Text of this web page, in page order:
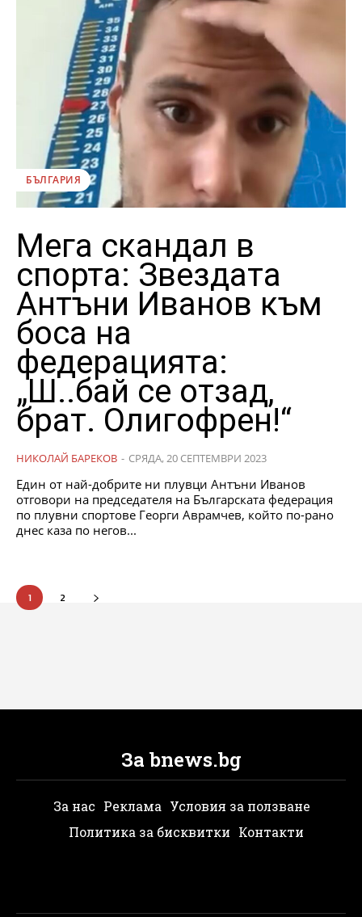
БЪЛГАРИЯ
Мега скандал в
спорта: Звездата
Антъни Иванов към
боса на
федерацията:
„Ш..бай се отзад,
брат. Олигофрен!“
НИКОЛАЙ БАРЕКОВ - СРЯДА, 20 СЕПТЕМВРИ 2023
Eдин от най-добрите ни плувци Антъни Иванов
отговори на председателя на Българската федерация
по плувни спортове Георги Аврамчев, който по-рано
днес каза по негов...
1 2
За bnews.bg
За нас Реклама Условия за ползване
Политика за бисквитки Контакти